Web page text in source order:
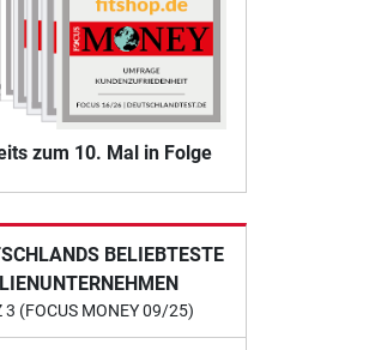
zum 10. Mal in Folge
BELIEBTESTE
3 (FOCUS MONEY 09/25)